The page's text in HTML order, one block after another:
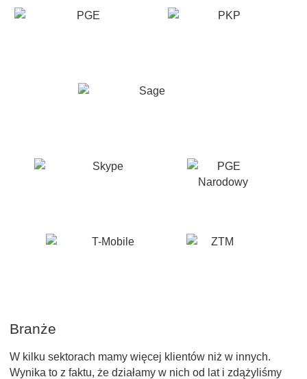
Branże
W kilku sektorach mamy więcej klientów niż w innych.
Wynika to z faktu, że działamy w nich od lat i zdążyliśmy